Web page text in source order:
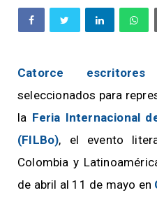
Catorce
seleccionados para
la Feria Internacional
(FILBo), el evento
Colombia y
de abril al 11 de mayo en